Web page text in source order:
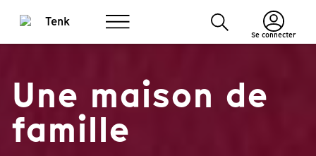
Se connecter
Une maison de
famille